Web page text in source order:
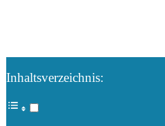
Inhaltsverzeichnis: